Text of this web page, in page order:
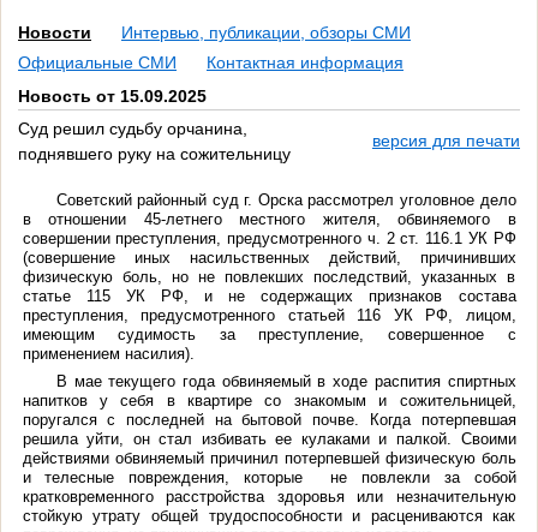
Новости
Интервью, публикации, обзоры СМИ
Официальные СМИ
Контактная информация
Новость от 15.09.2025
Суд решил судьбу орчанина,
поднявшего руку на сожительницу
версия для печати
Советский районный суд г. Орска рассмотрел уголовное дело
в отношении 45-летнего местного жителя, обвиняемого в
совершении преступления, предусмотренного ч. 2 ст. 116.1 УК РФ
(совершение иных насильственных действий, причинивших
физическую боль, но не повлекших последствий, указанных в
статье 115 УК РФ, и не содержащих признаков состава
преступления, предусмотренного статьей 116 УК РФ, лицом,
имеющим судимость за преступление, совершенное с
применением насилия).
В мае текущего года обвиняемый в ходе распития спиртных
напитков у себя в квартире со знакомым и сожительницей,
поругался с последней на бытовой почве. Когда потерпевшая
решила уйти, он стал избивать ее кулаками и палкой. Своими
действиями обвиняемый причинил потерпевшей физическую боль
и телесные повреждения, которые не повлекли за собой
кратковременного расстройства здоровья или незначительную
стойкую утрату общей трудоспособности и расцениваются как